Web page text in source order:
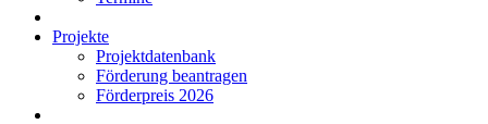
Projekte
Projektdatenbank
Förderung beantragen
Förderpreis 2026